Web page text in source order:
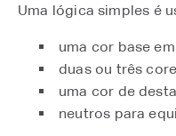
Uma lógica simples é
uma cor base
duas ou três
uma cor de
neutros para